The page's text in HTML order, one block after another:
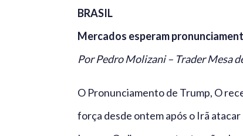
BRASIL
Mercados esperam
Por Pedro Molizani – Trader Mesa
O Pronunciamento de Trump, O
força desde ontem após o Irã